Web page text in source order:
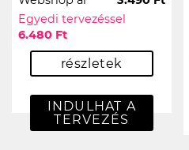
Egyedi tervezéssel
6.480 Ft
részletek
INDULHAT A
TERVEZÉS